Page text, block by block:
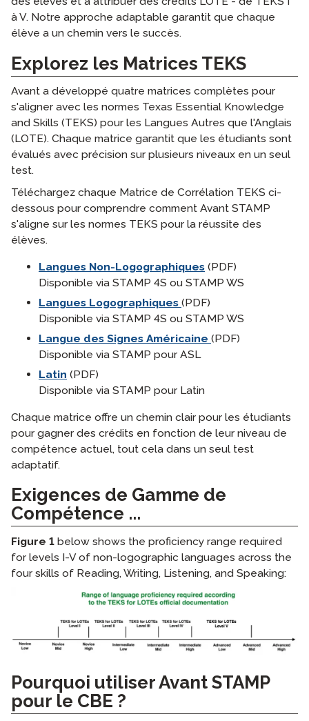
à V. Notre approche adaptable garantit que chaque
élève a un chemin vers le succès.
Explorez les Matrices TEKS
Avant a développé quatre matrices complètes pour
s'aligner avec les normes Texas Essential Knowledge
and Skills (TEKS) pour les Langues Autres que l'Anglais
(LOTE). Chaque matrice garantit que les étudiants sont
évalués avec précision sur plusieurs niveaux en un seul
test.
Téléchargez chaque Matrice de Corrélation TEKS ci-
dessous pour comprendre comment Avant STAMP
s'aligne sur les normes TEKS pour la réussite des
élèves.
Langues Non-Logographiques (PDF)
Disponible via STAMP 4S ou STAMP WS
Langues Logographiques (PDF)
Disponible via STAMP 4S ou STAMP WS
Langue des Signes Américaine (PDF)
Disponible via STAMP pour ASL
Latin (PDF)
Disponible via STAMP pour Latin
Chaque matrice offre un chemin clair pour les étudiants
pour gagner des crédits en fonction de leur niveau de
compétence actuel, tout cela dans un seul test
adaptatif.
Exigences de Gamme de
Compétence ...
Figure 1 below shows the proficiency range required
for levels I-V of non-logographic languages across the
four skills of Reading, Writing, Listening, and Speaking:
Pourquoi utiliser Avant STAMP
pour le CBE ?